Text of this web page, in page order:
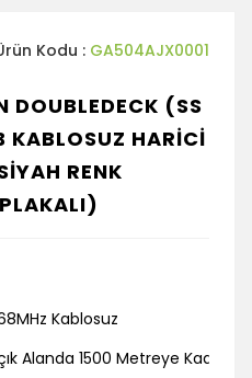
Kodu : GA504AJX0001
DOUBLEDECK (SS
KABLOSUZ HARİCİ
RENK
Kablosuz
Alanda 1500 Metreye Kadar